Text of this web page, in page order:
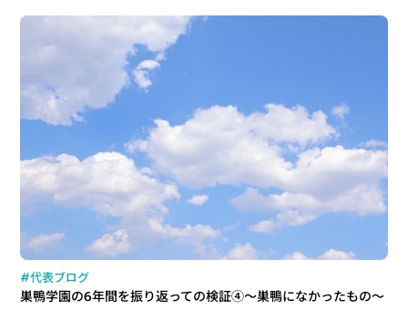
#代表ブログ
巣鴨学園の6年間を振り返っての検証④～巣鴨になかったもの～